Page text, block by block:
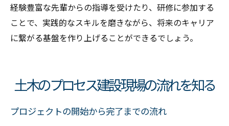
経験豊富な先輩からの指導を受けたり、研修に参加する
ことで、実践的なスキルを磨きながら、将来のキャリア
に繋がる基盤を作り上げることができるでしょう。
土木のプロセス建設現場の流れを知る
プロジェクトの開始から完了までの流れ